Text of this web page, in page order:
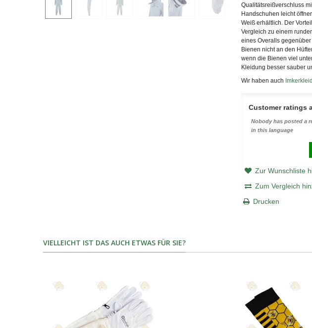
Qualitätsreißverschluss
Handschuhen leicht
Weiß erhältlich. Der
Vergleich zu einem
eines Overalls
Bienen nicht an den
wenn die Bienen viel
Kleidung besser sauber
Wir haben auch
Customer ratings
Nobody has posted a
in this language
Zur Wunschliste
Zum Vergleich
Drucken
VIELLEICHT IST DAS AUCH ETWAS FÜR SIE?